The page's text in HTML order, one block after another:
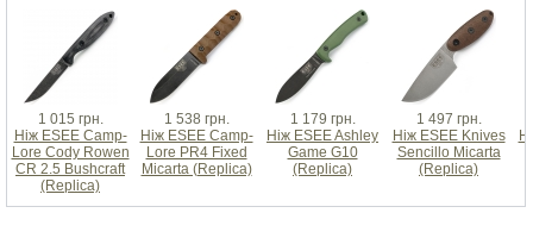
1 015 грн.
Ніж ESEE Camp-
Lore Cody Rowen
CR 2.5 Bushcraft
(Replica)
1 538 грн.
Ніж ESEE Camp-
Lore PR4 Fixed
Micarta (Replica)
1 179 грн.
Ніж ESEE Ashley
Game G10
(Replica)
1 497 грн.
Ніж ESEE Knives
Sencillo Micarta
(Replica)